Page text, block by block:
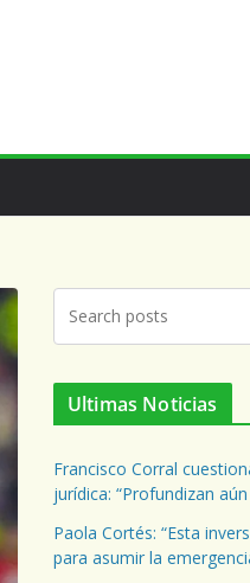
Ultimas Noticias
Francisco Corral
jurídica: “Profundizan
Paola Cortés: “Esta
para asumir la